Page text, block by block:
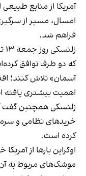
آمریکا از منابع
امسال، مسیر از
فراهم شد.
که دو طرف توافق
آسمان» تلاش کنند؛
اهمیت بیشتری
زلنسکی همچنین گفت
خریدهای نظامی و
کرده است.
اوکراین بارها از
موشک‌های مربوط به آن